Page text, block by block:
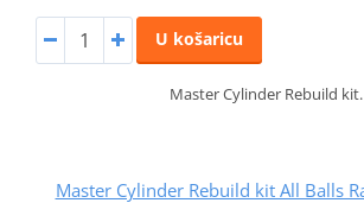
U košaricu
Master Cylinder Rebuild kit.
Master Cylinder Rebuild kit All Balls